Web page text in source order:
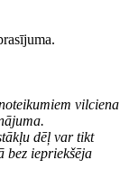
vilciena
dēļ var tikt
bez iepriekšēja